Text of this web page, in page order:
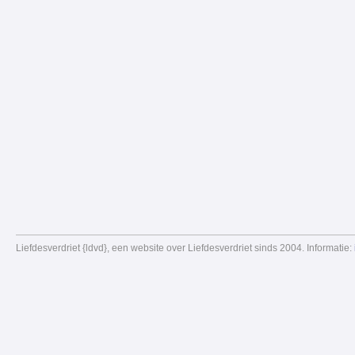
Liefdesverdriet {ldvd}, een website over Liefdesverdriet sinds 2004. Informatie: